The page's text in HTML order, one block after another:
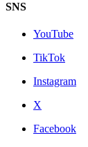
SNS
YouTube
TikTok
Instagram
X
Facebook